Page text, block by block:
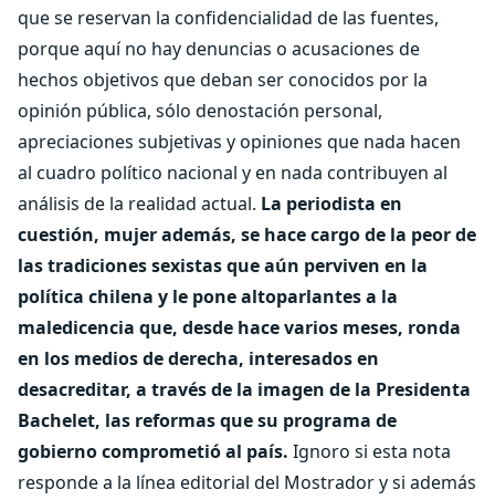
que se reservan la confidencialidad de las fuentes,
porque aquí no hay denuncias o acusaciones de
hechos objetivos que deban ser conocidos por la
opinión pública, sólo denostación personal,
apreciaciones subjetivas y opiniones que nada hacen
al cuadro político nacional y en nada contribuyen al
análisis de la realidad actual. La periodista en
cuestión, mujer además, se hace cargo de la peor de
las tradiciones sexistas que aún perviven en la
política chilena y le pone altoparlantes a la
maledicencia que, desde hace varios meses, ronda
en los medios de derecha, interesados en
desacreditar, a través de la imagen de la Presidenta
Bachelet, las reformas que su programa de
gobierno comprometió al país. Ignoro si esta nota
responde a la línea editorial del Mostrador y si además